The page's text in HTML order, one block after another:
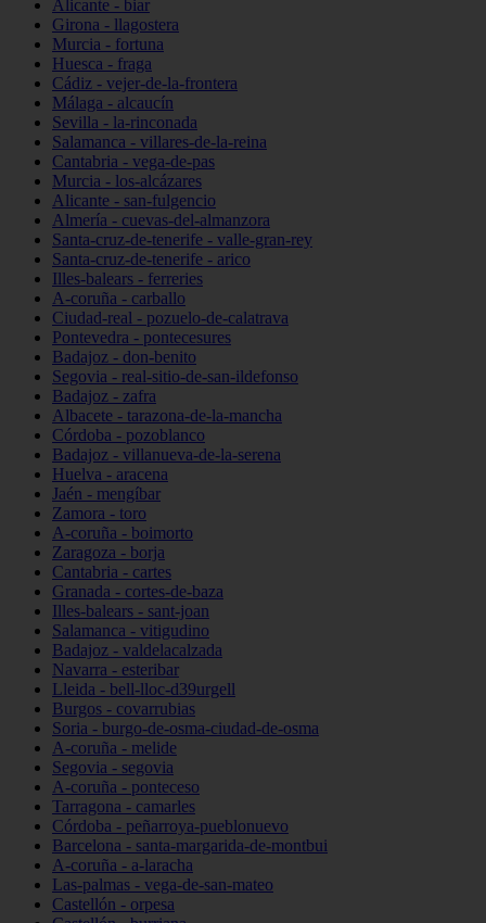
Alicante - biar
Girona - llagostera
Murcia - fortuna
Huesca - fraga
Cádiz - vejer-de-la-frontera
Málaga - alcaucín
Sevilla - la-rinconada
Salamanca - villares-de-la-reina
Cantabria - vega-de-pas
Murcia - los-alcázares
Alicante - san-fulgencio
Almería - cuevas-del-almanzora
Santa-cruz-de-tenerife - valle-gran-rey
Santa-cruz-de-tenerife - arico
Illes-balears - ferreries
A-coruña - carballo
Ciudad-real - pozuelo-de-calatrava
Pontevedra - pontecesures
Badajoz - don-benito
Segovia - real-sitio-de-san-ildefonso
Badajoz - zafra
Albacete - tarazona-de-la-mancha
Córdoba - pozoblanco
Badajoz - villanueva-de-la-serena
Huelva - aracena
Jaén - mengíbar
Zamora - toro
A-coruña - boimorto
Zaragoza - borja
Cantabria - cartes
Granada - cortes-de-baza
Illes-balears - sant-joan
Salamanca - vitigudino
Badajoz - valdelacalzada
Navarra - esteribar
Lleida - bell-lloc-d39urgell
Burgos - covarrubias
Soria - burgo-de-osma-ciudad-de-osma
A-coruña - melide
Segovia - segovia
A-coruña - ponteceso
Tarragona - camarles
Córdoba - peñarroya-pueblonuevo
Barcelona - santa-margarida-de-montbui
A-coruña - a-laracha
Las-palmas - vega-de-san-mateo
Castellón - orpesa